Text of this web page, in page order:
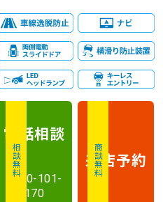
相談無料
電話相談
0120-101-
170
商談無料
来店予約